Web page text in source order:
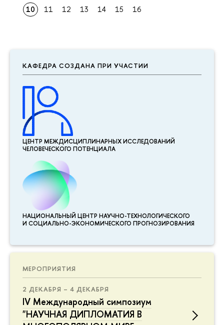
КАФЕДРА СОЗДАНА ПРИ УЧАСТИИ
ЦЕНТР МЕЖДИСЦИПЛИНАР­НЫХ ИССЛЕДОВАНИЙ
ЧЕЛОВЕЧЕСКОГО ПОТЕНЦИАЛА
НАЦИОНАЛЬНЫЙ ЦЕНТР НАУЧНО-ТЕХНОЛОГИЧЕСКОГО
И СОЦИАЛЬНО-ЭКОНОМИЧЕСКОГО ПРОГНОЗИРОВАНИЯ
МЕРОПРИЯТИЯ
2 ДЕКАБРЯ – 4 ДЕКАБРЯ
IV Международный симпозиум
"НАУЧНАЯ ДИПЛОМАТИЯ В
10
11 12 13 14 15 16